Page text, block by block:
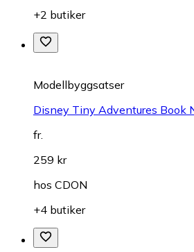
+2 butiker
Modellbyggsatser
Disney Tiny Adventures Book
fr.
259 kr
hos CDON
+4 butiker